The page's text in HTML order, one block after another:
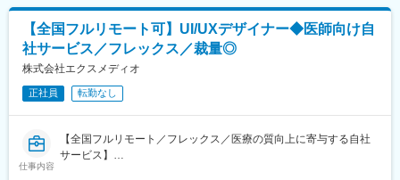
やすく、科学的に正しく作成いただきます。
【取り扱い製品例】
■医療用医薬品の製品情報概要
■効果効能や臨床試験等のパンフレット
■座談会等の記録集
■MRの研修テキスト
■患者向け説明冊子
■Webサイトをはじめとする各種デジタル資材等
【全国フルリモート可】UI/UXデザイナー◆医師向け自
社サービス／フレックス／裁量◎
株式会社エクスメディオ
正社員 転勤なし
仕事内容
【全国フルリモート／フレックス／医療の質向上に寄与する自社
サービス】